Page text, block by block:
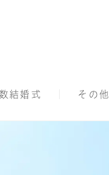
結婚式 その他